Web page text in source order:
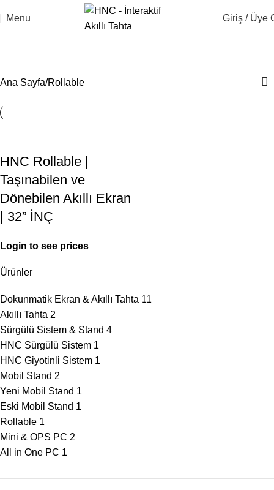
Menu Giriş / Üye
Ürünler
Dokunmatik Ekran & Akıllı Tahta 11
Akıllı Tahta 2
Sürgülü Sistem & Stand 4
HNC Sürgülü Sistem 1
HNC Giyotinli Sistem 1
Mobil Stand 2
Yeni Mobil Stand 1
Eski Mobil Stand 1
Rollable 1
Mini & OPS PC 2
All in One PC 1
Ana Sayfa Rollable
HNC Rollable |
Taşınabilen ve
Dönebilen Akıllı Ekran
| 32” İNÇ
Login to see prices